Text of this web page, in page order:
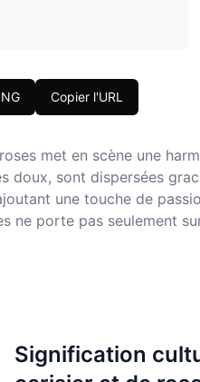
Copier l'URL
met en scène une
doux, sont dispersées
une touche de
ne porte pas seulement
Signification